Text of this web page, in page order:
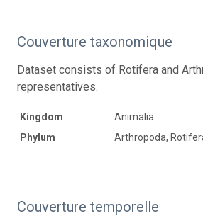
Couverture taxonomique
Dataset consists of Rotifera and
representatives.
Kingdom
Animalia
Phylum
Arthropoda,
Couverture temporelle